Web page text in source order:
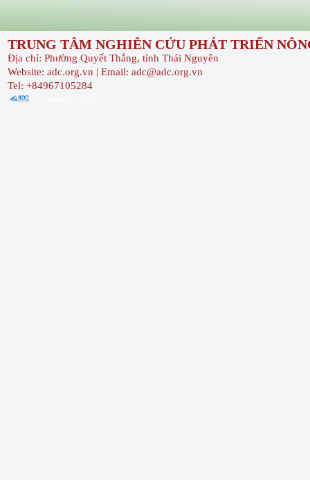
TRUNG TÂM NGHIÊN CỨU PHÁT TRIỂN
Địa chỉ: Phường Quyết Thắng, tỉnh Thái Nguyên
Website: adc.org.vn | Email: adc@adc.org.vn
Tel: +84967105284